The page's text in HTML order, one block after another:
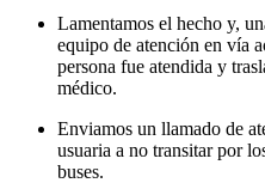
Lamentamos el hecho y,
equipo de atención en vía
persona fue atendida y
médico.
Enviamos un llamado de
usuaria a no transitar por
buses.